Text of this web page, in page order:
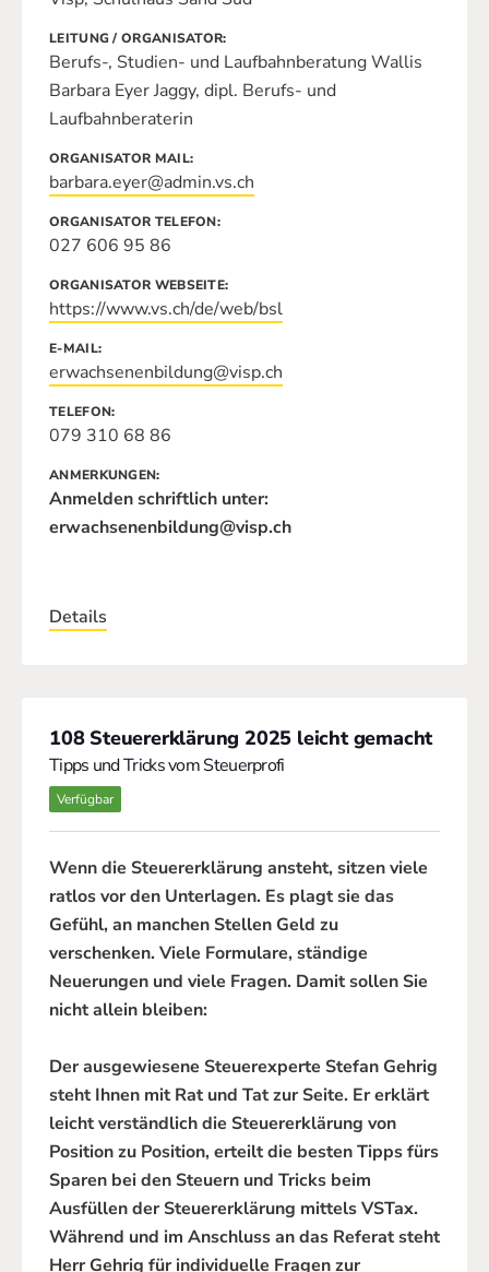
LEITUNG / ORGANISATOR
Berufs-, Studien- und Laufbahnberatung Wallis
Barbara Eyer Jaggy, dipl. Berufs- und
Laufbahnberaterin
ORGANISATOR MAIL
barbara.eyer@admin.vs.ch
ORGANISATOR TELEFON
027 606 95 86
ORGANISATOR WEBSEITE
https://www.vs.ch/de/web/bsl
E-MAIL
erwachsenenbildung@visp.ch
TELEFON
079 310 68 86
ANMERKUNGEN
Anmelden schriftlich unter:
erwachsenenbildung@visp.ch
Details
108 Steuererklärung 2025 leicht gemacht
Tipps und Tricks vom Steuerprofi
Verfügbar
Wenn die Steuererklärung ansteht, sitzen viele
ratlos vor den Unterlagen. Es plagt sie das
Gefühl, an manchen Stellen Geld zu
verschenken. Viele Formulare, ständige
Neuerungen und viele Fragen. Damit sollen Sie
nicht allein bleiben:
Der ausgewiesene Steuerexperte Stefan Gehrig
steht Ihnen mit Rat und Tat zur Seite. Er erklärt
leicht verständlich die Steuererklärung von
Position zu Position, erteilt die besten Tipps fürs
Sparen bei den Steuern und Tricks beim
Ausfüllen der Steuererklärung mittels VSTax.
Während und im Anschluss an das Referat steht
Herr Gehrig für individuelle Fragen zur